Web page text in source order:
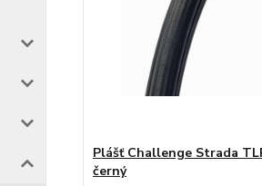
Plášť Challenge Strada
černý